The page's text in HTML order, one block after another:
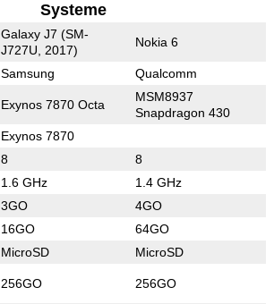
Systeme
Galaxy J7 (SM-
J727U, 2017)
Nokia 6
Samsung Qualcomm
Exynos 7870 Octa
MSM8937
Snapdragon 430
Exynos 7870
8 8
1.6 GHz 1.4 GHz
3GO 4GO
16GO 64GO
MicroSD MicroSD
256GO 256GO